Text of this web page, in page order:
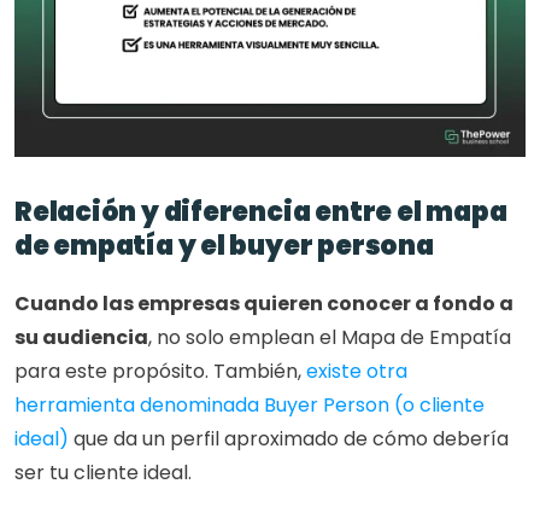
Relación y diferencia entre el mapa
de empatía y el buyer persona
Cuando las empresas quieren conocer a fondo a
su audiencia, no solo emplean el Mapa de Empatía
para este propósito. También, existe otra
herramienta denominada Buyer Person (o cliente
ideal) que da un perfil aproximado de cómo debería
ser tu cliente ideal.